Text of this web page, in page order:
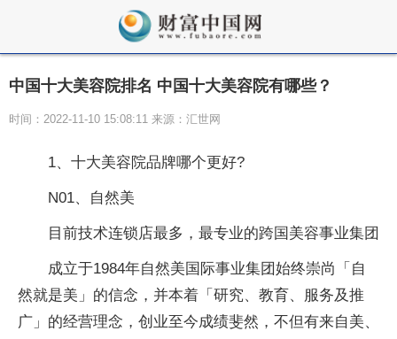
中国十大美容院排名 中国十大美容院有哪些？
时间：2022-11-10 15:08:11 来源：汇世网
1、十大美容院品牌哪个更好?
N01、自然美
目前技术连锁店最多，最专业的跨国美容事业集团
成立于1984年自然美国际事业集团始终崇尚「自
然就是美」的信念，并本着「研究、教育、服务及推
广」的经营理念，创业至今成绩斐然，不但有来自美、